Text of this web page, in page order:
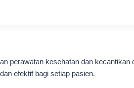
perawatan kesehatan dan
efektif bagi setiap pasien.